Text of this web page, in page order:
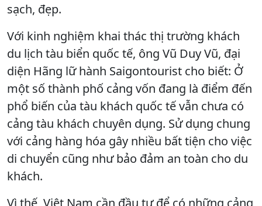
sạch, đẹp.
Với kinh nghiệm khai thác thị trường khách
du lịch tàu biển quốc tế, ông Vũ Duy Vũ, đại
diện Hãng lữ hành Saigontourist cho biết: Ở
một số thành phố cảng vốn đang là điểm đến
phổ biến của tàu khách quốc tế vẫn chưa có
cảng tàu khách chuyên dụng. Sử dụng chung
với cảng hàng hóa gây nhiều bất tiện cho việc
di chuyển cũng như bảo đảm an toàn cho du
khách.
Vì thế, Việt Nam cần đầu tư để có những cảng